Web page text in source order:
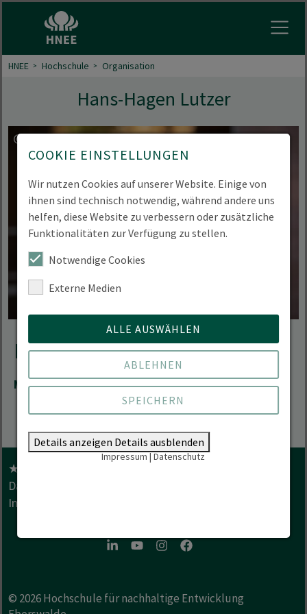
HNEE Hochschule Organisation
Hans-Hagen Lutzer
Kontakt
Mail Hans-Hagen.Lutzer(at)hnee.de
★ TOP HOCHSCHULE 2026
Datenschutz
Impressum
LinkedInYoutubeInstagramFacebook
© 2026Hochschule für nachhaltige Entwicklung
COOKIE EINSTELLUNGEN
Wir nutzen Cookies auf unserer Website. Einige von
ihnen sind technisch notwendig, während andere uns
helfen, diese Website zu verbessern oder zusätzliche
Funktionalitäten zur Verfügung zu stellen.
Notwendige Cookies
Externe Medien
ALLE AUSWÄHLEN
ABLEHNEN
SPEICHERN
Details anzeigen Details ausblenden
Impressum|Datenschutz